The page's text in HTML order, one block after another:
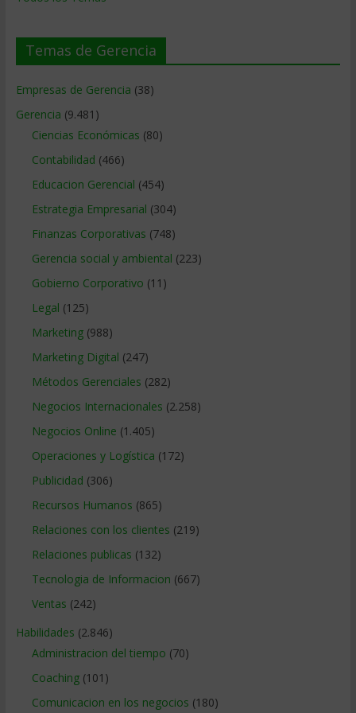
Temas de Gerencia
Empresas de Gerencia (38)
Gerencia (9.481)
Ciencias Económicas (80)
Contabilidad (466)
Educacion Gerencial (454)
Estrategia Empresarial (304)
Finanzas Corporativas (748)
Gerencia social y ambiental (223)
Gobierno Corporativo (11)
Legal (125)
Marketing(988)
Marketing Digital (247)
Métodos Gerenciales (282)
Negocios Internacionales (2.258)
Negocios Online (1.405)
Operaciones y Logística (172)
Publicidad (306)
Recursos Humanos (865)
Relaciones con los clientes (219)
Relaciones publicas (132)
Tecnologia de Informacion (667)
Ventas (242)
Habilidades (2.846)
Administracion del tiempo (70)
Coaching(101)
Comunicacion en los negocios (180)